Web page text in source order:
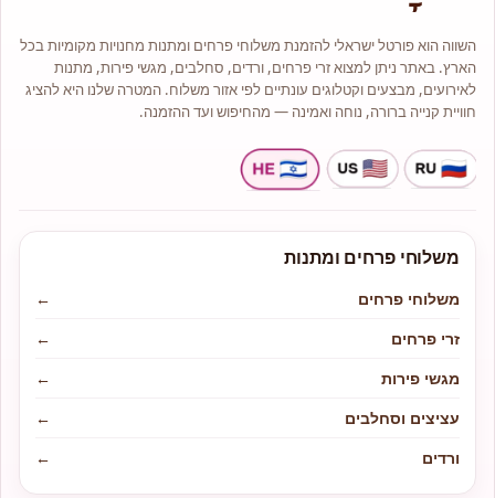
השווה הוא פורטל ישראלי להזמנת משלוחי פרחים ומתנות מחנויות מקומיות בכל
הארץ. באתר ניתן למצוא זרי פרחים, ורדים, סחלבים, מגשי פירות, מתנות
לאירועים, מבצעים וקטלוגים עונתיים לפי אזור משלוח. המטרה שלנו היא להציג
חוויית קנייה ברורה, נוחה ואמינה — מהחיפוש ועד ההזמנה.
משלוחי פרחים ומתנות
משלוחי פרחים
←
זרי פרחים
←
מגשי פירות
←
עציצים וסחלבים
←
ורדים
←